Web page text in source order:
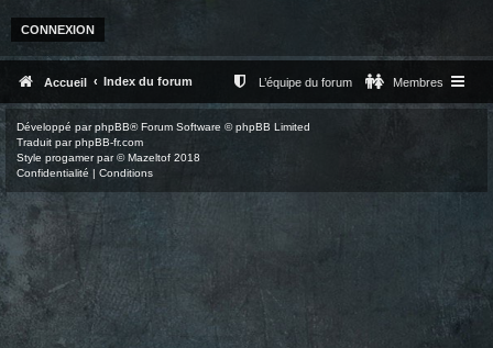
Accueil Index du forum Membres
L’équipe du forum
Développé parphpBB® Forum Software © phpBB Limited
Traduit parphpBB-fr.com
Style progamerpar ©Mazeltof 2018
Confidentialité | Conditions